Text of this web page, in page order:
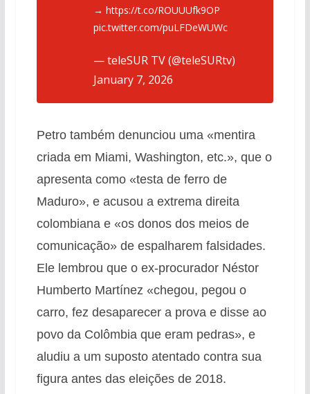
→ https://t.co/ROUUUfk9OP
pic.twitter.com/puLFDeWUWc
— teleSUR TV (@teleSURtv)
January 7, 2026
Petro também denunciou uma «mentira
criada em Miami, Washington, etc.», que o
apresenta como «testa de ferro de
Maduro», e acusou a extrema direita
colombiana e «os donos dos meios de
comunicação» de espalharem falsidades.
Ele lembrou que o ex-procurador Néstor
Humberto Martínez «chegou, pegou o
carro, fez desaparecer a prova e disse ao
povo da Colômbia que eram pedras», e
aludiu a um suposto atentado contra sua
figura antes das eleições de 2018.